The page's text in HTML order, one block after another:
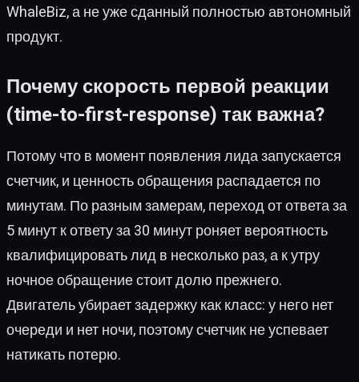
WhaleBiz, а не уже сданный полностью автономный
продукт.
Почему скорость первой реакции
(time-to-first-response) так важна?
Потому что в момент появления лида запускается
счетчик, и ценность обращения распадается по
минутам. По разным замерам, переход от ответа за
5 минут к ответу за 30 минут роняет вероятность
квалифицировать лид в несколько раз, а к утру
ночное обращение стоит долю прежнего.
Двигатель убирает задержку как класс: у него нет
очереди и нет ночи, поэтому счетчик не успевает
натикать потерю.